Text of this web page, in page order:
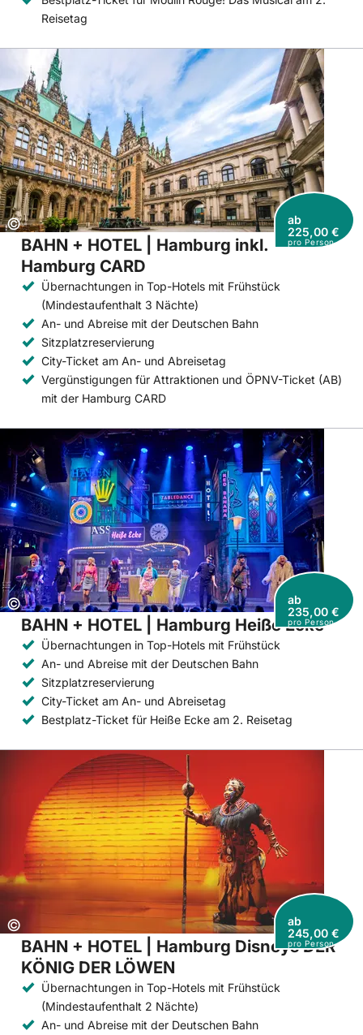
Reisetag
Copyright:
©
ab
225,00 €
pro Person
BAHN + HOTEL | Hamburg inkl.
Hamburg CARD
Übernachtungen in Top-Hotels mit Frühstück
(Mindestaufenthalt 3 Nächte)
An- und Abreise mit der Deutschen Bahn
Sitzplatzreservierung
City-Ticket am An- und Abreisetag
Vergünstigungen für Attraktionen und ÖPNV-Ticket (AB)
mit der Hamburg CARD
Copyright:
©
ab
235,00 €
pro Person
BAHN + HOTEL | Hamburg Heiße Ecke
Übernachtungen in Top-Hotels mit Frühstück
An- und Abreise mit der Deutschen Bahn
Sitzplatzreservierung
City-Ticket am An- und Abreisetag
Bestplatz-Ticket für Heiße Ecke am 2. Reisetag
Copyright:
©
ab
245,00 €
pro Person
BAHN + HOTEL | Hamburg Disneys DER
KÖNIG DER LÖWEN
Übernachtungen in Top-Hotels mit Frühstück
(Mindestaufenthalt 2 Nächte)
An- und Abreise mit der Deutschen Bahn